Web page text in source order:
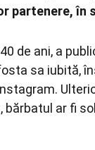
partenere, în
de ani, a
sa iubită,
ar fi